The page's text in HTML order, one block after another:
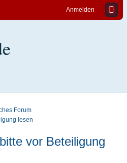
Anmelden
Forum
lesen
vor Beteiligung